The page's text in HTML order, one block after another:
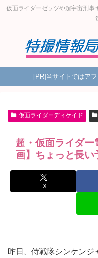
仮面ライダーゼッツや超宇宙刑事
[PR]当サイトではア
仮面ライダーディケイド
超・仮面ライダー
画】ちょっと長い
X
昨日、侍戦隊シンケンジ